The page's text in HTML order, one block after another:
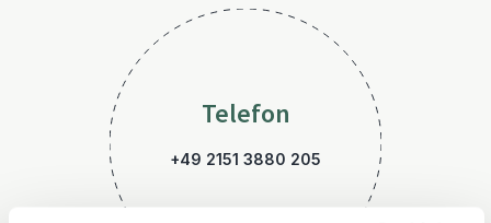
Telefon
+49 2151 3880 205